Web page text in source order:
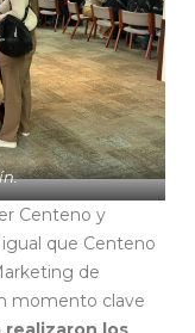
Centeno y
que Centeno
de
momento clave